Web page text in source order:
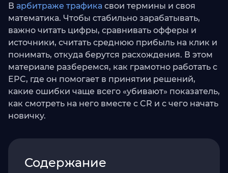
В арбитраже трафика свои термины и своя
математика. Чтобы стабильно зарабатывать,
важно читать цифры, сравнивать офферы и
источники, считать среднюю прибыль на клик и
понимать, откуда берутся расхождения. В этом
материале разберемся, как грамотно работать с
EPC, где он помогает в принятии решений,
какие ошибки чаще всего «убивают» показатель,
как смотреть на него вместе с CR и с чего начать
новичку.
Содержание